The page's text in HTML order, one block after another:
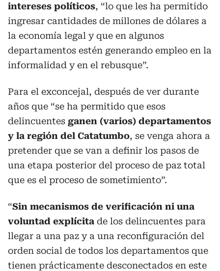
intereses políticos, “lo que les ha permitido
ingresar cantidades de millones de dólares a
la economía legal y que en algunos
departamentos estén generando empleo en la
informalidad y en el rebusque”.
Para el exconcejal, después de ver durante
años que “se ha permitido que esos
delincuentes ganen (varios) departamentos
y la región del Catatumbo, se venga ahora a
pretender que se van a definir los pasos de
una etapa posterior del proceso de paz total
que es el proceso de sometimiento”.
“Sin mecanismos de verificación ni una
voluntad explícita de los delincuentes para
llegar a una paz y a una reconfiguración del
orden social de todos los departamentos que
tienen prácticamente desconectados en este